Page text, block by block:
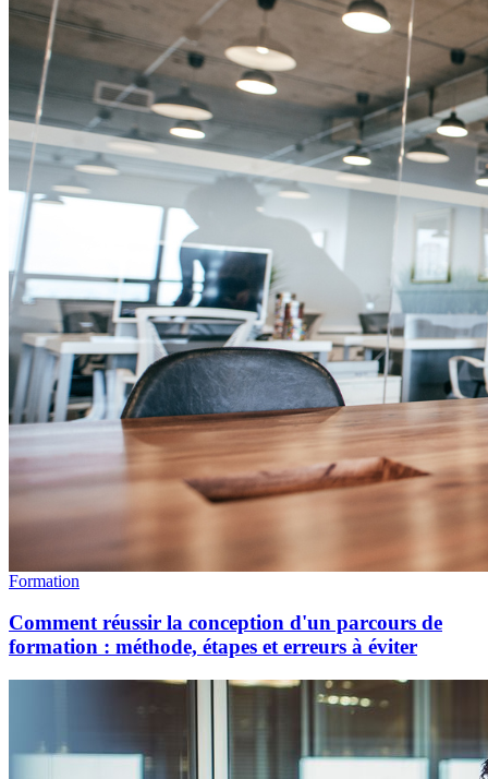
Formation
Comment réussir la conception d'un parcours de
formation : méthode, étapes et erreurs à éviter